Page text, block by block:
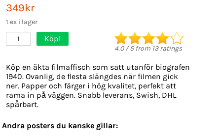
349kr
1 ex i lager
1 Köp!
4.0/5from 13ratings
Köp en äkta filmaffisch som satt utanför biografen
1940. Ovanlig, de flesta slängdes när filmen gick
ner. Papper och färger i hög kvalitet, perfekt att
rama in på väggen. Snabb leverans, Swish, DHL
spårbart.
Andra posters du kanske gillar: